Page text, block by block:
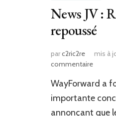
News JV :
repoussé
parc2ric2re mis à
commentairesur
JV
:
‎WayForward a
importante
annonçant que